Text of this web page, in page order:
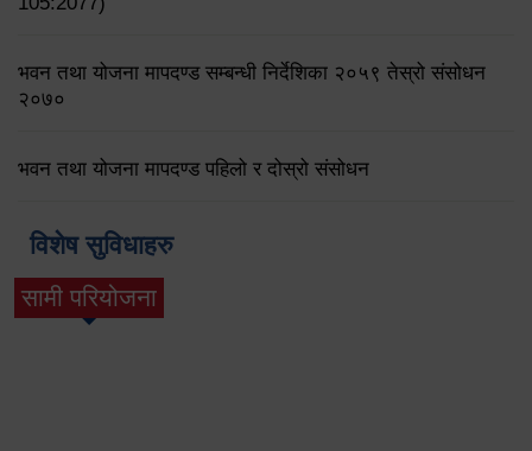
भवन तथा योजना मापदण्ड सम्बन्धी निर्देशिका २०५९ तेस्रो संसोधन
२०७०
भवन तथा योजना मापदण्ड पहिलो र दोस्रो संसोधन
विशेष सुविधाहरु
सामी परियोजना
(active tab)